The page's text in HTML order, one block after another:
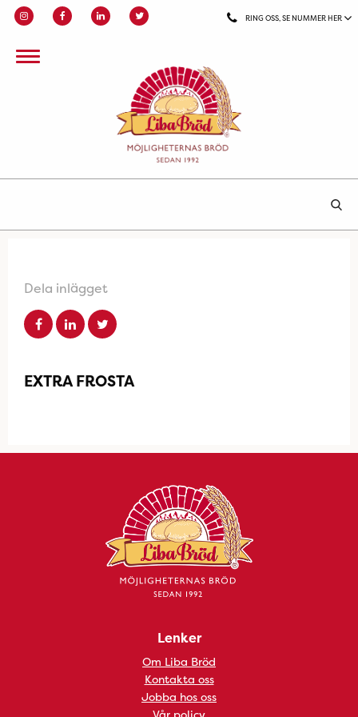
RING OSS, SE NUMMER HER
Dela inlägget
EXTRA FROSTA
Lenker
Om Liba Bröd
Kontakta oss
Jobba hos oss